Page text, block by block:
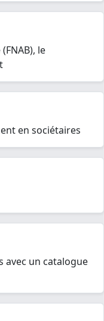
le
en sociétaires
avec un catalogue